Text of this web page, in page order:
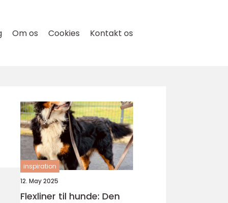
Om os Cookies Kontakt os
inspiration
12. May 2025
Flexliner til hunde: Den